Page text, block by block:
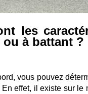
les
à battant ?
vous pouvez
En effet, il existe sur